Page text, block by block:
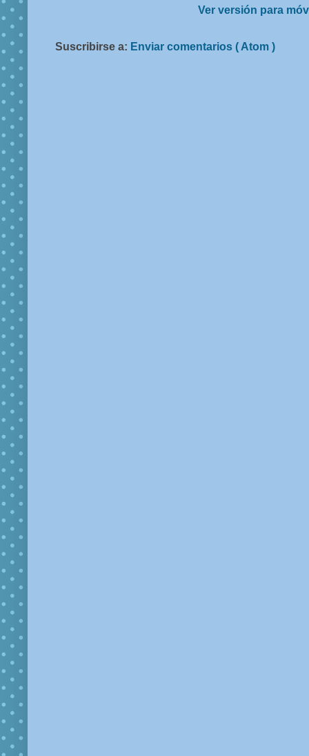
Ver versión para
Suscribirse a: Enviar comentarios ( Atom )